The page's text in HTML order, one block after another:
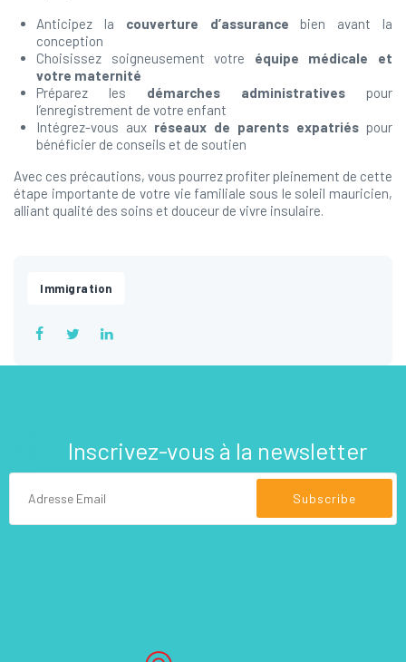
Anticipez la couverture d’assurance bien avant la
conception
Choisissez soigneusement votre équipe médicale et
votre maternité
Préparez les démarches administratives pour
l’enregistrement de votre enfant
Intégrez-vous aux réseaux de parents expatriés pour
bénéficier de conseils et de soutien
Avec ces précautions, vous pourrez profiter pleinement de cette
étape importante de votre vie familiale sous le soleil mauricien,
alliant qualité des soins et douceur de vivre insulaire.
Immigration
Inscrivez-vous à la newsletter